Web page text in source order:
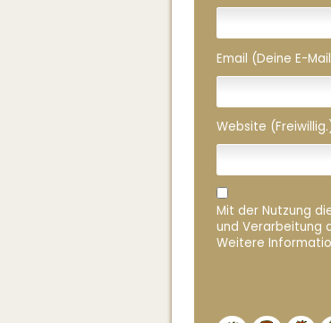
Email (Deine E-
Website
Mit der Nutzung
und Verarbeitung
Weitere